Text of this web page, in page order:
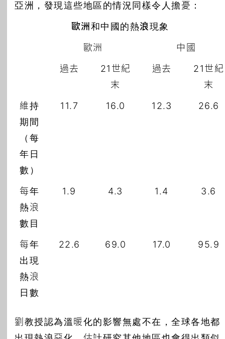
亞洲，發現這些地區的情況同樣令人擔憂：
歐洲和中國的熱浪現象
歐洲
中國
過去
21世紀
末
過去
21世紀
末
維持
期間
（每
年日
數）
11.7 16.0 12.3 26.6
每年
熱浪
數目
1.9 4.3 1.4 3.6
每年
出現
熱浪
日數
22.6 69.0 17.0 95.9
劉教授認為溫暖化的影響無處不在，全球各地都